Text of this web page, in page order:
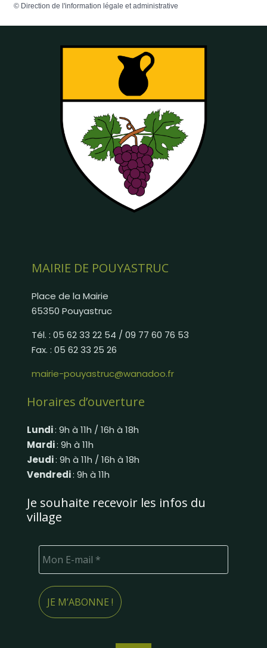
© Direction de l'information légale et administrative
MAIRIE DE POUYASTRUC
Place de la Mairie
65350 Pouyastruc
Tél. : 05 62 33 22 54 / 09 77 60 76 53
Fax. : 05 62 33 25 26
mairie-pouyastruc@wanadoo.fr
Horaires d’ouverture
Lundi: 9h à 11h / 16h à 18h
Mardi: 9h à 11h
Jeudi: 9h à 11h / 16h à 18h
Vendredi: 9h à 11h
Je souhaite recevoir les infos du
village